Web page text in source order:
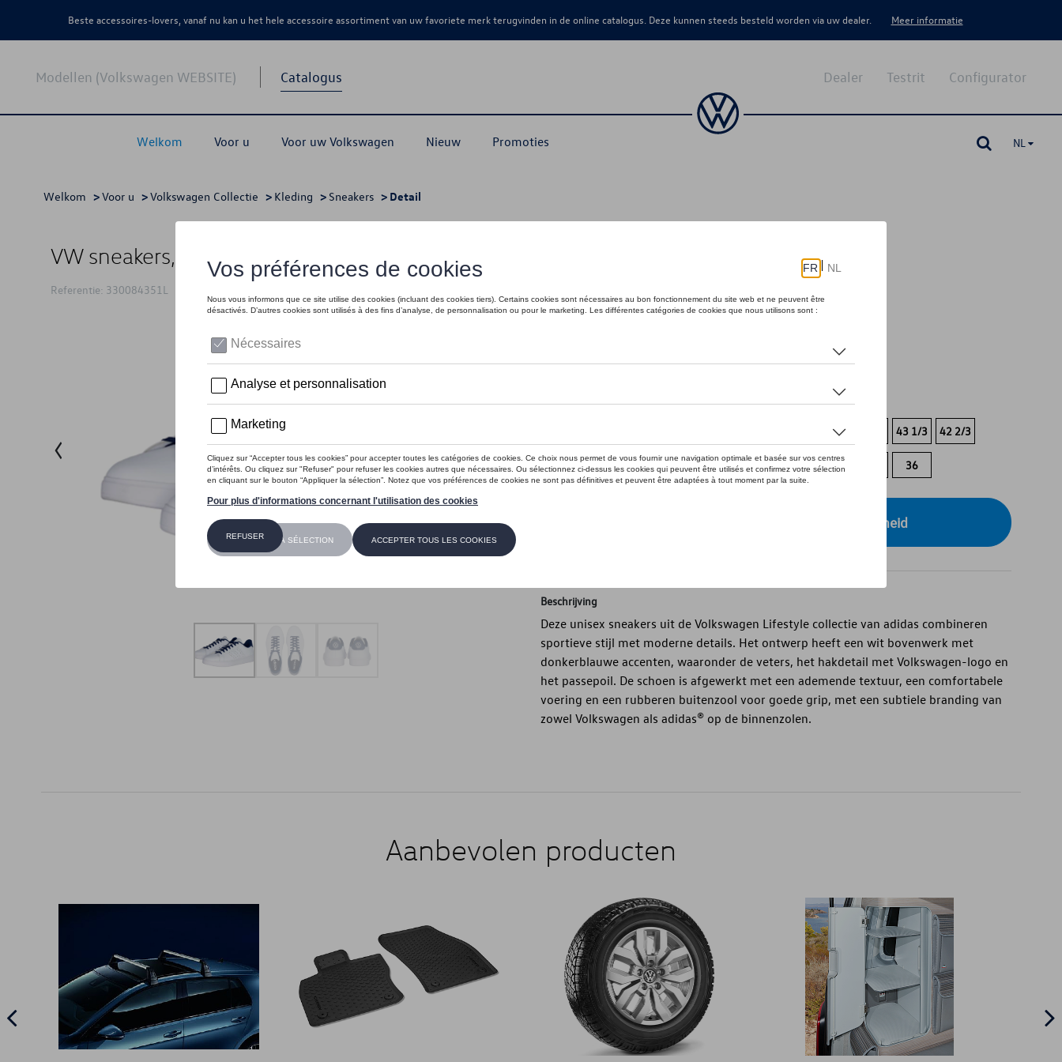
Beste accessoires-lovers, vanaf nu kan u het hele accessoire assortiment van uw favoriete merk terugvinden in de online catalogus. Deze kunnen steeds besteld worden via uw dealer. Meer informatie
Modellen (Volkswagen WEBSITE) Catalogus
Welkom Voor u Voor uw Volkswagen Nieuw Promoties
Configurator
Testrit
Dealer
NL
Welkom >Voor u >Volkswagen Collectie > Kleding > Sneakers > Detail
VW sneakers, wit/blauw - 41 1/3
Referentie: 330084351L
Dit product is momenteel niet op stock
44 2/3 43 1/3 42 2/3
42 40 2/3 40 39 1/3 38 2/3 38 37 1/3 36
Contacteer uw dealer voor beschikbaarheid
Beschrijving
Deze unisex sneakers uit de Volkswagen Lifestyle collectie van adidas combineren
sportieve stijl met moderne details. Het ontwerp heeft een wit bovenwerk met
donkerblauwe accenten, waaronder de veters, het hakdetail met Volkswagen-logo en
het passepoil. De schoen is afgewerkt met een ademende textuur, een comfortabele
voering en een rubberen buitenzool voor goede grip, met een subtiele branding van
zowel Volkswagen als adidas® op de binnenzolen.
Aanbevolen producten